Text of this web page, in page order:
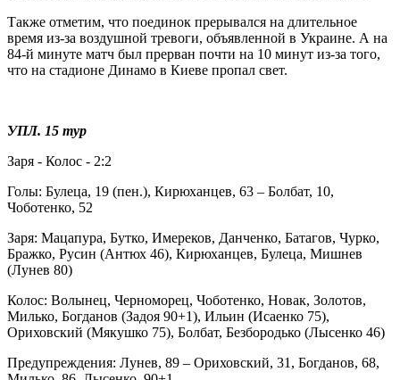
Также отметим, что поединок прерывался на длительное
время из-за воздушной тревоги, объявленной в Украине. А на
84-й минуте матч был прерван почти на 10 минут из-за того,
что на стадионе Динамо в Киеве пропал свет.
УПЛ. 15 тур
Заря - Колос - 2:2
Голы: Булеца, 19 (пен.), Кирюханцев, 63 – Болбат, 10,
Чоботенко, 52
Заря: Мацапура, Бутко, Имереков, Данченко, Батагов, Чурко,
Бражко, Русин (Антюх 46), Кирюханцев, Булеца, Мишнев
(Лунев 80)
Колос: Волынец, Черноморец, Чоботенко, Новак, Золотов,
Милько, Богданов (Задоя 90+1), Ильин (Исаенко 75),
Ориховский (Мякушко 75), Болбат, Безбородько (Лысенко 46)
Предупреждения: Лунев, 89 – Ориховский, 31, Богданов, 68,